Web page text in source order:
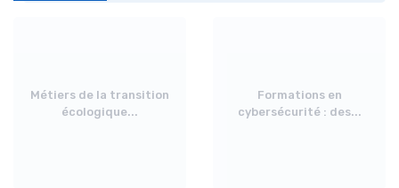
Métiers de la transition
écologique...
Formations en
cybersécurité : des...